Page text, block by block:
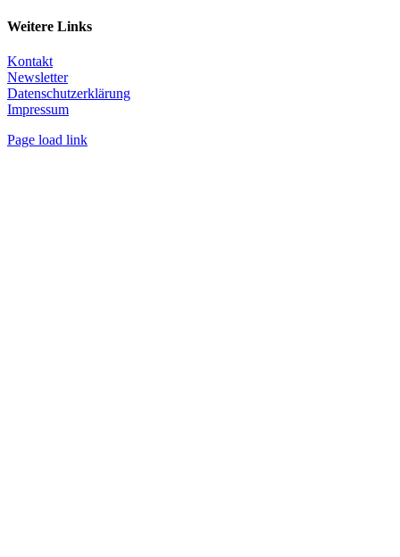
Weitere Links
Kontakt
Newsletter
Datenschutzerklärung
Impressum
Page load link